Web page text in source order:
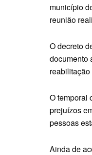
município
reunião
O decreto
documento
O temporal
prejuízos
pessoas
Ainda de